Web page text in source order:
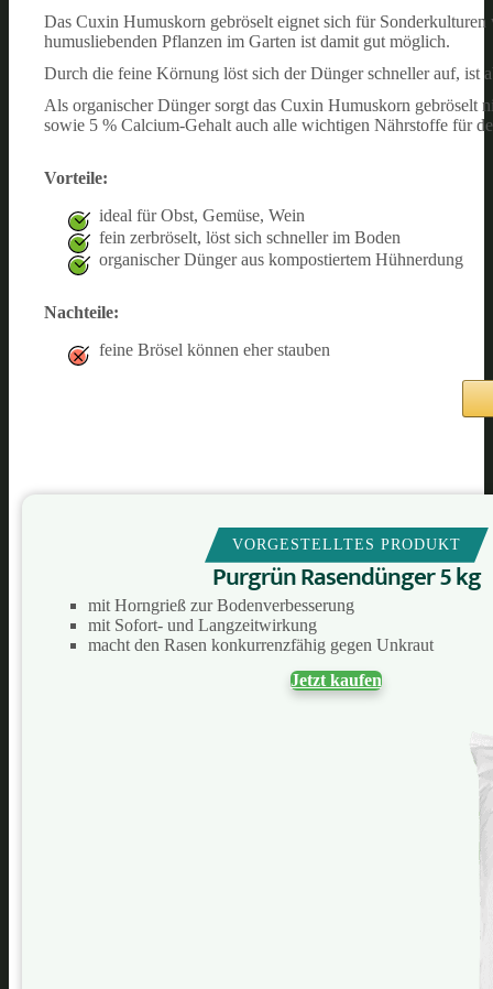
Das Cuxin Humuskorn gebröselt eignet sich für
humusliebenden Pflanzen im Garten ist damit gut möglich.
Durch die feine Körnung löst sich der Dünger schneller auf, ist
Als organischer Dünger sorgt das Cuxin Humuskorn
sowie 5 % Calcium-Gehalt auch alle wichtigen Nährstoffe für
Vorteile:
ideal für Obst, Gemüse, Wein
fein zerbröselt, löst sich schneller im Boden
organischer Dünger aus kompostiertem Hühnerdung
Nachteile:
feine Brösel können eher stauben
VORGESTELLTES PRODUKT
Purgrün Rasendünger 5 kg
mit Horngrieß zur Bodenverbesserung
mit Sofort- und Langzeitwirkung
macht den Rasen konkurrenzfähig gegen Unkraut
Jetzt kaufen